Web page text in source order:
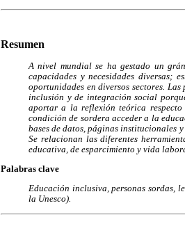
Resumen
A nivel mundial se ha gestado un
capacidades y necesidades diversas;
oportunidades en diversos sectores.
inclusión y de integración social
aportar a la reflexión teórica respecto
condición de sordera acceder a la
bases de datos, páginas institucionales
Se relacionan las diferentes
educativa, de esparcimiento y vida
Palabras clave
Educación inclusiva, personas sordas,
la Unesco).